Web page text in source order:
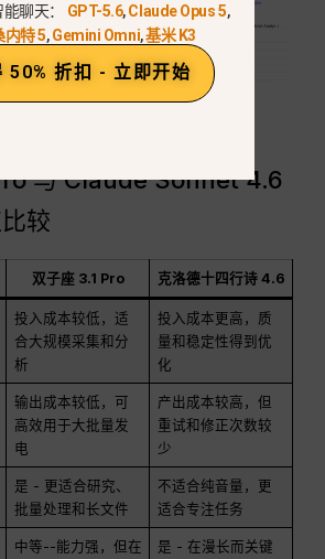
与 Claude Sonnet 4.6
较
双子座 3.1 Pro 克洛德十四行诗 4.6
投入成本较低，适
合大规模采集和分
析
投入成本更高，质
量和稳定性得到优
化
输出成本较低，可
高效用于大批量发
电
产出成本较高，但
重试和修正次数较
少
是 - 更适合研究、
批量处理和长文件
不适合纯音量，更
适合专注任务
中等--能力强，但在
是 - 在漫长而关键
聊天： GPT-5.6,Claude Opus 5,
内特 5,Gemini Omni,基米 K3
50% 折扣 - 立即开始